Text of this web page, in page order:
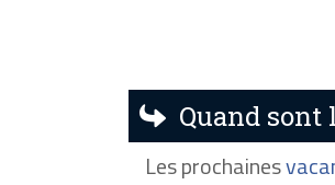
Quand sont
Les prochaines